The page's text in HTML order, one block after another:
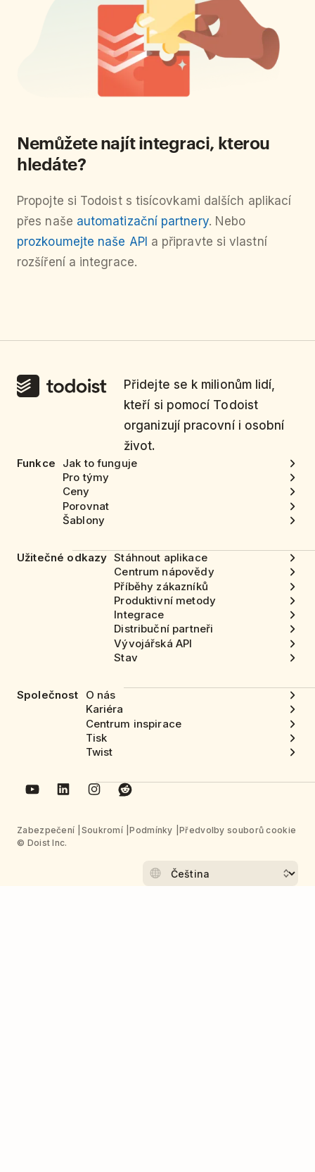
Nemůžete najít integraci, kterou
hledáte?
Propojte si Todoist s tisícovkami dalších aplikací
přes naše automatizační partnery. Nebo
prozkoumejte naše API a připravte si vlastní
rozšíření a integrace.
Přidejte se k milionům lidí,
kteří si pomocí Todoist
organizují pracovní i osobní
život.
Funkce
Jak to funguje
Pro týmy
Ceny
Porovnat
Šablony
Užitečné odkazy Stáhnout aplikace
Centrum nápovědy
Příběhy zákazníků
Produktivní metody
Integrace
Distribuční partneři
Vývojářská API
Stav
Společnost
O nás
Kariéra
Centrum inspirace
Tisk
Twist
Zabezpečení Soukromí Podmínky
Předvolby souborů cookie
© Doist Inc.